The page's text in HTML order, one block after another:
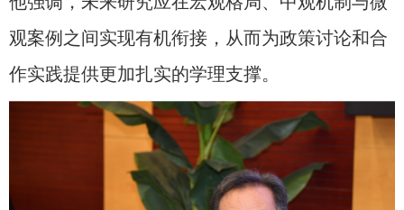
观案例之间实现有机衔接，从而为政策讨论和合
作实践提供更加扎实的学理支撑。